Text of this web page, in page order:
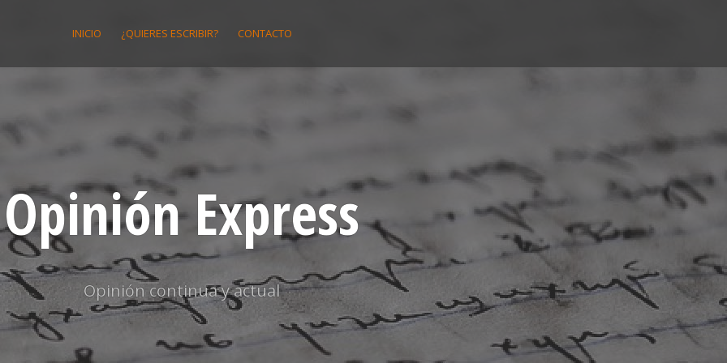
INICIO ¿QUIERES ESCRIBIR? CONTACTO
Opinión Express
Opinión continua y actual